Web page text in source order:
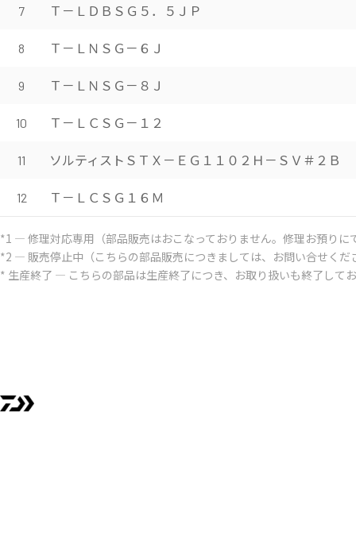
7 Ｔ－ＬＤＢＳＧ５．５ＪＰ
8 Ｔ－ＬＮＳＧ－６Ｊ
9 Ｔ－ＬＮＳＧ－８Ｊ
10 Ｔ－ＬＣＳＧ－１２
11 ソルティストＳＴＸ－ＥＧ１１０２Ｈ－ＳＶ＃２Ｂ
12 Ｔ－ＬＣＳＧ１６Ｍ
*1 ― 修理対応専用（部品販売はおこなっておりません。修理お預りに
*2 ― 販売停止中（こちらの部品販売につきましては、お問い合せくだ
* 生産終了 ― こちらの部品は生産終了につき、お取り扱いも終了して